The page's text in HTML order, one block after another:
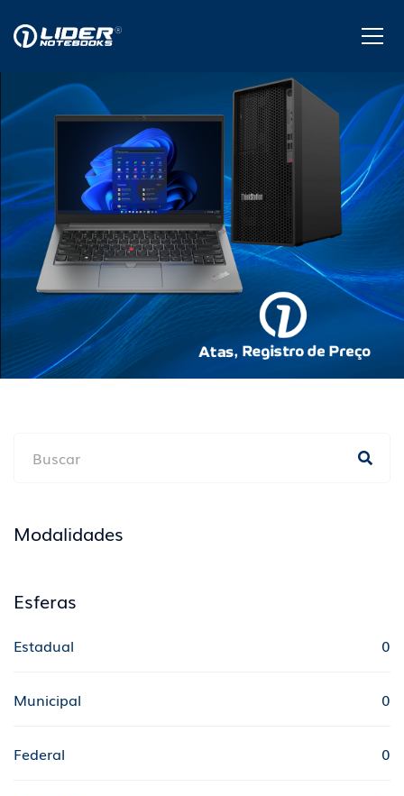
Modalidades
Esferas
Estadual 0
Municipal 0
Federal 0